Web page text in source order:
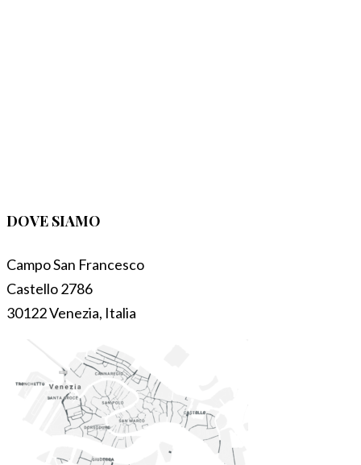
DOVE SIAMO
Campo San Francesco
Castello 2786
30122 Venezia, Italia